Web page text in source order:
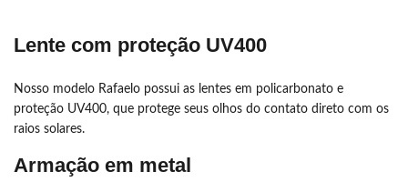
Lente com proteção UV400
Nosso modelo Rafaelo possui as lentes em policarbonato e
proteção UV400, que protege seus olhos do contato direto com os
raios solares.
Armação em metal